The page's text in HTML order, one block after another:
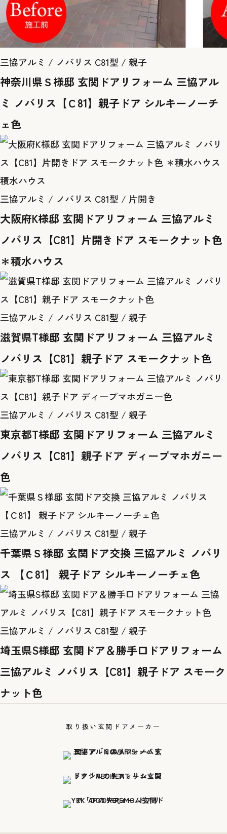
三協アルミ / ノバリス C81型 / 親子
神奈川県Ｓ様邸 玄関ドアリフォーム 三協アル
ミ ノバリス【Ｃ81】親子ドア シルキーノーチ
ェ色
積水ハウス
三協アルミ / ノバリス C81型 / 片開き
大阪府K様邸 玄関ドアリフォーム 三協アルミ
ノバリス【C81】片開きドア スモークナット色
＊積水ハウス
三協アルミ / ノバリス C81型 / 親子
滋賀県T様邸 玄関ドアリフォーム 三協アルミ
ノバリス【C81】親子ドア スモークナット色
三協アルミ / ノバリス C81型 / 親子
東京都T様邸 玄関ドアリフォーム 三協アルミ
ノバリス【C81】親子ドア ディープマホガニー
色
三協アルミ / ノバリス C81型 / 親子
千葉県Ｓ様邸 玄関ドア交換 三協アルミ ノバリ
ス 【Ｃ81】 親子ドア シルキーノーチェ色
三協アルミ / ノバリス C81型 / 親子
埼玉県S様邸 玄関ドア＆勝手口ドアリフォーム
三協アルミ ノバリス【C81】親子ドア スモーク
ナット色
取り扱い玄関ドアメーカー